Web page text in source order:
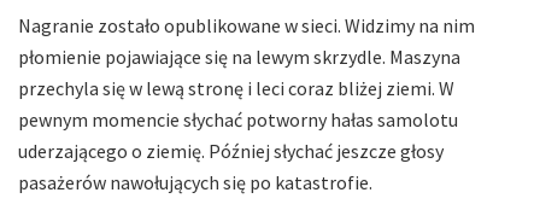
Nagranie zostało opublikowane w sieci. Widzimy na nim
płomienie pojawiające się na lewym skrzydle. Maszyna
przechyla się w lewą stronę i leci coraz bliżej ziemi. W
pewnym momencie słychać potworny hałas samolotu
uderzającego o ziemię. Później słychać jeszcze głosy
pasażerów nawołujących się po katastrofie.